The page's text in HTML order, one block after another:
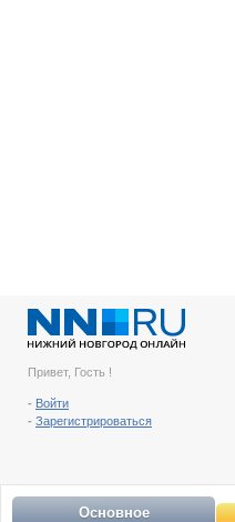
Привет, Гость !
- Войти
- Зарегистрироваться
Основное